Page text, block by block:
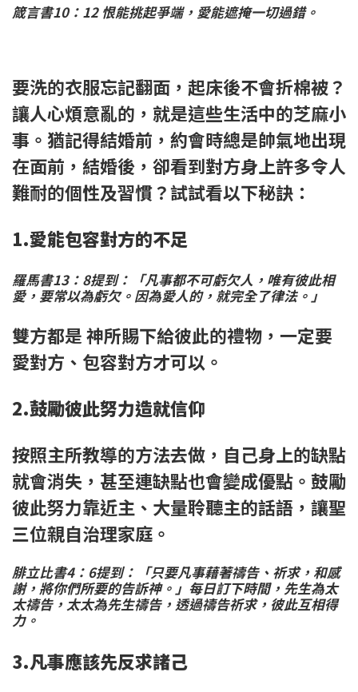
箴言書10：12 恨能挑起爭端，愛能遮掩一切過錯。
要洗的衣服忘記翻面，起床後不會折棉被？
讓人心煩意亂的，就是這些生活中的芝麻小
事。猶記得結婚前，約會時總是帥氣地出現
在面前，結婚後，卻看到對方身上許多令人
難耐的個性及習慣？試試看以下秘訣：
1.愛能包容對方的不足
羅馬書13：8提到：「凡事都不可虧欠人，唯有彼此相
愛，要常以為虧欠。因為愛人的，就完全了律法。」
雙方都是 神所賜下給彼此的禮物，一定要
愛對方、包容對方才可以。
2.鼓勵彼此努力造就信仰
按照主所教導的方法去做，自己身上的缺點
就會消失，甚至連缺點也會變成優點。鼓勵
彼此努力靠近主、大量聆聽主的話語，讓聖
三位親自治理家庭。
腓立比書4：6提到：「只要凡事藉著禱告、祈求，和感
謝，將你們所要的告訴神。」每日訂下時間，先生為太
太禱告，太太為先生禱告，透過禱告祈求，彼此互相得
力。
3.凡事應該先反求諸己